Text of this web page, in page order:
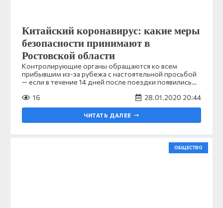
Китайский коронавирус: какие меры
безопасности принимают в
Ростовской области
Контролирующие органы обращаются ко всем
прибывшим из-за рубежа с настоятельной просьбой
— если в течение 14 дней после поездки появились…
16
28.01.2020 20:44
ЧИТАТЬ ДАЛЕЕ
ОБЩЕСТВО